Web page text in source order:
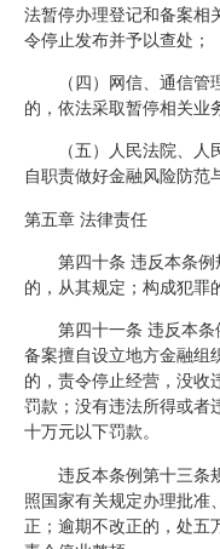
法暂停办理登记和备案相
令停止发布并予以查处；
（四）网信、通信管理
的，依法采取暂停相关业
（五）人民法院、人民
自职责做好金融风险防范
第五章 法律责任
第四十条 违反本条例
的，从其规定；构成犯罪
第四十一条 违反本条
备案擅自设立地方金融组
的，责令停止经营，没收
罚款；没有违法所得或者
十万元以下罚款。
违反本条例第十三条规
照国家有关规定办理批准
正；逾期不改正的，处五